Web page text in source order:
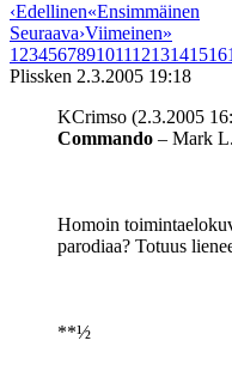
‹Edellinen«Ensimmäinen
Seuraava›Viimeinen»
1 2345678910111213141516
Plissken 2.3.2005 19:18
KCrimso (2.3.2005
Commando – Mark
Homoin
parodiaa? Totuus
**½